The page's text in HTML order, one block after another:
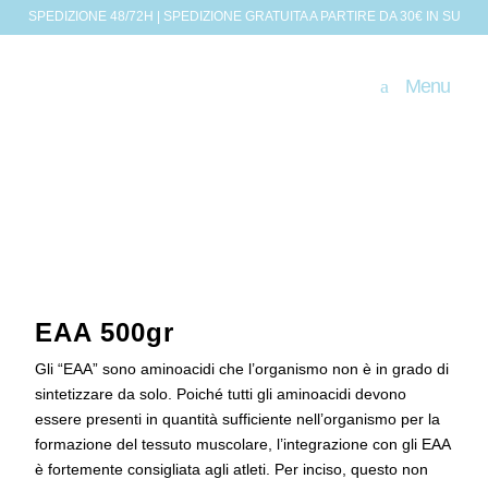
SPEDIZIONE 48/72H | SPEDIZIONE GRATUITA A PARTIRE DA 30€ IN SU
Menu
EAA 500gr
Gli “EAA” sono aminoacidi che l’organismo non è in grado di
sintetizzare da solo. Poiché tutti gli aminoacidi devono
essere presenti in quantità sufficiente nell’organismo per la
formazione del tessuto muscolare, l’integrazione con gli EAA
è fortemente consigliata agli atleti. Per inciso, questo non